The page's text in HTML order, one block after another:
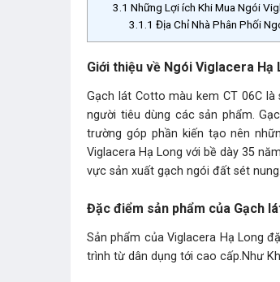
3.1 Những Lợi ích Khi Mua Ngói
3.1.1 Địa Chỉ Nhà Phân Phối
Giới thiệu về Ngói Viglacera
Gạch lát Cotto màu kem CT 06C
người tiêu dùng các sản phẩm.
trường góp phần kiến tạo nên
Viglacera Hạ Long với bề dày 35
vực sản xuất gạch ngói đất sét
Đặc điểm sản phẩm của Gạch
Sản phẩm của Viglacera Hạ Long
trình từ dân dụng tới cao cấp.Như